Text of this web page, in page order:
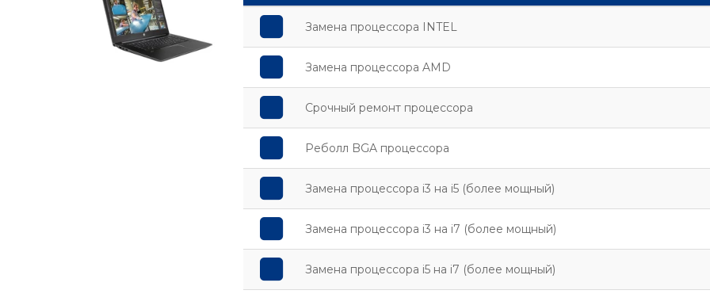
Замена процессора INTEL
Замена процессора AMD
Срочный ремонт процессора
Реболл BGA процессора
Замена процессора i3 на i5 (более мощный)
Замена процессора i3 на i7 (более мощный)
Замена процессора i5 на i7 (более мощный)